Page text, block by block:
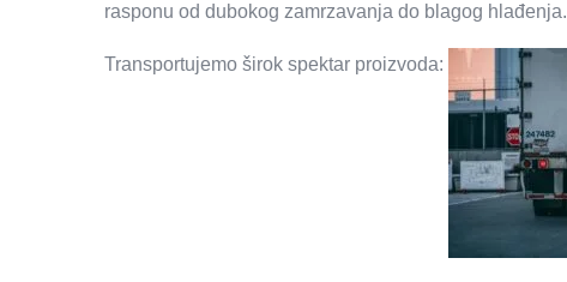
rasponu od dubokog zamrzavanja do blagog hlađenja.
Transportujemo širok spektar proizvoda: